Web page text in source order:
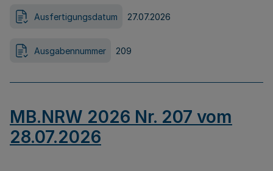
Ausfertigungsdatum 27.07.2026
Ausgabennummer 209
MB.NRW 2026 Nr. 207 vom
28.07.2026